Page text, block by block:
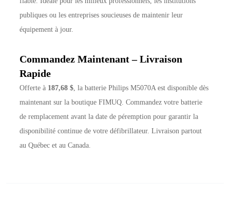
publiques ou les entreprises soucieuses de maintenir leur
équipement à jour.
Commandez Maintenant – Livraison
Rapide
Offerte à 187,68 $ , la batterie Philips M5070A est disponible dès
maintenant sur la boutique FIMUQ. Commandez votre batterie
de remplacement avant la date de péremption pour garantir la
disponibilité continue de votre défibrillateur. Livraison partout
au Québec et au Canada.